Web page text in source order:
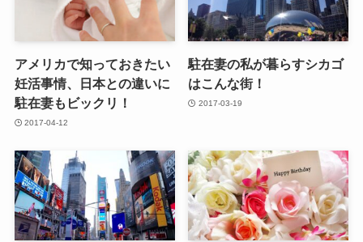
アメリカで知っておきたい
妊活事情、日本との違いに
駐在妻もビックリ！
2017-04-12
駐在妻の私が暮らすシカゴ
はこんな街！
2017-03-19